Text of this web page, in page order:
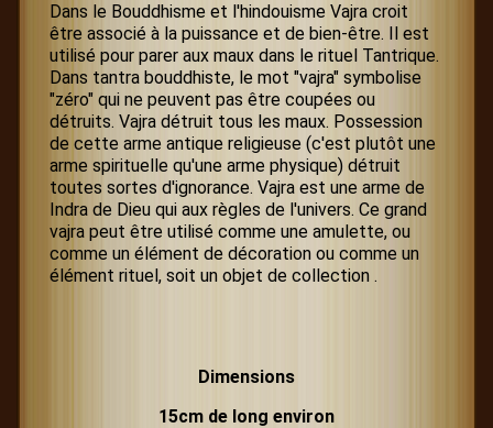
Dans le Bouddhisme et l'hindouisme Vajra croit
être associé à la puissance et de bien-être. Il est
utilisé pour parer aux maux dans le rituel Tantrique.
Dans tantra bouddhiste, le mot "vajra" symbolise
"zéro" qui ne peuvent pas être coupées ou
détruits. Vajra détruit tous les maux. Possession
de cette arme antique religieuse (c'est plutôt une
arme spirituelle qu'une arme physique) détruit
toutes sortes d'ignorance. Vajra est une arme de
Indra de Dieu qui aux règles de l'univers. Ce grand
vajra peut être utilisé comme une amulette, ou
comme un élément de décoration ou comme un
élément rituel, soit un objet de collection .
Dimensions
15cm de long environ